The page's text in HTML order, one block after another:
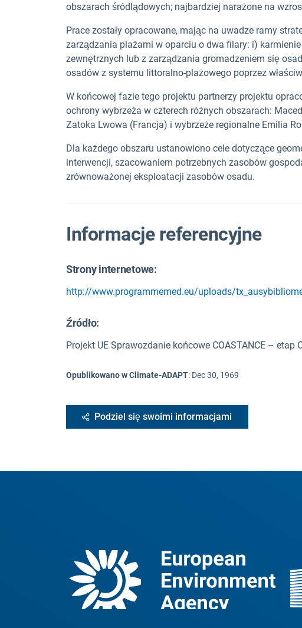
obszarach śródlądowych; najbardziej narażone na
Prace zostały opracowane, mając na uwadze ramy
zarządzania plażami w oparciu o dwa filary: i)
zewnętrznych lub z zarządzania gromadzeniem się
osadów z systemu littoralno-plażowego poprzez
W końcowej fazie tego projektu partnerzy projektu
ochrony wybrzeża w czterech różnych obszarach:
Zatoka Lwowa (Francja) i wybrzeże regionalne Emilia
Dla każdego obszaru ustanowiono cele dotyczące
interwencji, szacowaniem potrzebnych zasobów
zrównoważonej eksploatacji zasobów osadu.
Informacje referencyjne
Strony internetowe:
http://www.programmemed.eu/uploads/
Źródło:
Projekt UE Sprawozdanie końcowe COASTANCE – etap
Opublikowano w Climate-ADAPT: Dec 30, 1969
Podziel się swoimi informacjami